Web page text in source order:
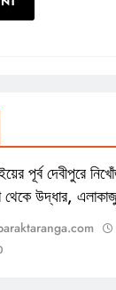
পূর্ব দেবীপুরে
থেকে উদ্ধার,